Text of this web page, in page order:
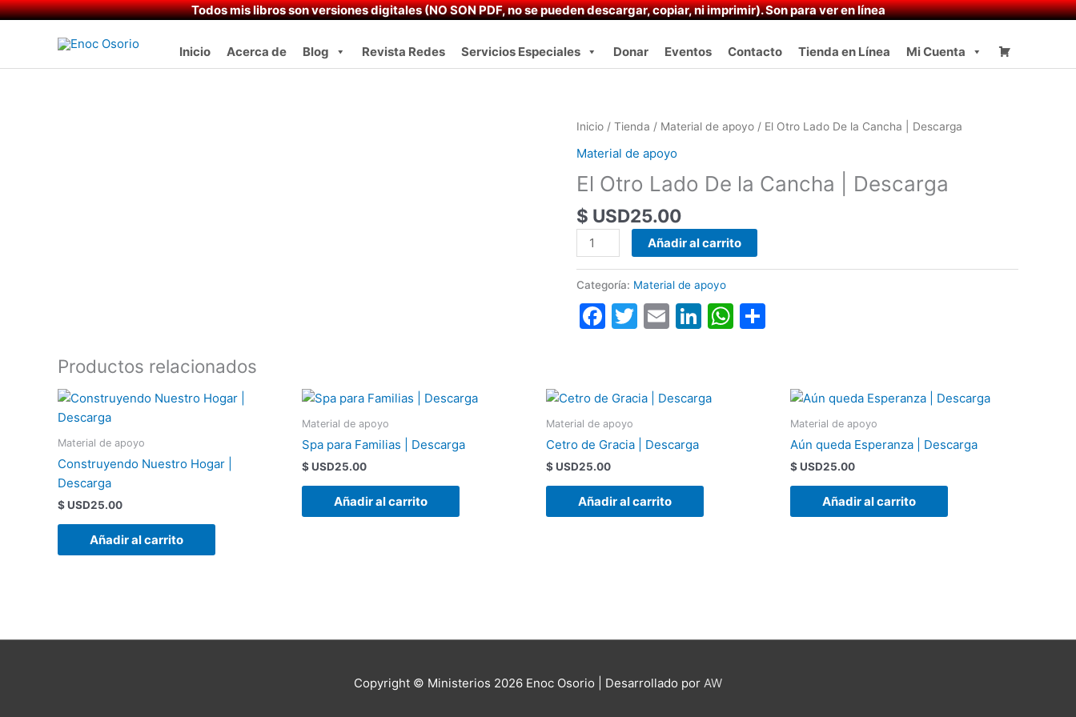
Todos mis libros son versiones digitales (NO SON PDF, no se pueden descargar, copiar, ni imprimir). Son para ver en línea
Ir
Inicio Acerca de Blog Revista Redes Servicios Especiales Donar Eventos Contacto Tienda en Línea Mi Cuenta
Inicio / Tienda / Material de apoyo / El Otro Lado De la Cancha | Descarga
Material de apoyo
El Otro Lado De la Cancha | Descarga
$ USD25.00
El
Lado
De
Cancha
Descarga
cantidad
Añadir al carrito
Categoría: Material de apoyo
Facebook
Twitter
EmailLinkedIn
WhatsApp
Productos relacionados
Material de apoyo
Construyendo Nuestro Hogar |
Descarga
$ USD25.00
Añadir al carrito
Material de apoyo
Spa para Familias | Descarga
$ USD25.00
Añadir al carrito
Material de apoyo
Cetro de Gracia | Descarga
$ USD25.00
Añadir al carrito
Material de apoyo
Aún queda Esperanza | Descarga
$ USD25.00
Añadir al carrito
Copyright © Ministerios 2026 Enoc Osorio | Desarrollado por AW